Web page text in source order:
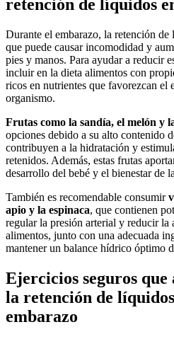
retención de líquidos
Durante el embarazo, la retención
que puede causar incomodidad y
pies y manos. Para ayudar a reducir
incluir en la dieta alimentos con
ricos en nutrientes que favorezcan
organismo.
Frutas como la sandía, el melón y
opciones debido a su alto contenido
contribuyen a la hidratación y
retenidos. Además, estas frutas
desarrollo del bebé y el bienestar de
También es recomendable consumir
apio y la espinaca, que contienen
regular la presión arterial y reducir
alimentos, junto con una adecuada
mantener un balance hídrico óptimo
Ejercicios seguros
la retención de
embarazo